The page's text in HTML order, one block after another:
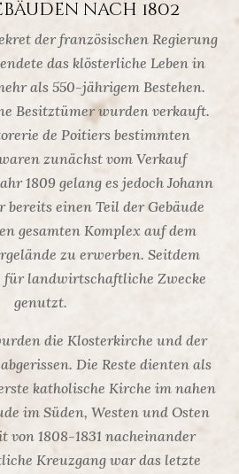
nach 1802
der französischen Regierung
das klösterliche Leben in
als 550-jährigem Bestehen.
Besitztümer wurden verkauft.
de Poitiers bestimmten
zunächst vom Verkauf
1809 gelang es jedoch Johann
bereits einen Teil der Gebäude
gesamten Komplex auf dem
zu erwerben. Seitdem
für landwirtschaftliche Zwecke
genutzt.
die Klosterkirche und der
Die Reste dienten als
katholische Kirche im nahen
im Süden, Westen und Osten
von 1808-1831 nacheinander
Kreuzgang war das letzte